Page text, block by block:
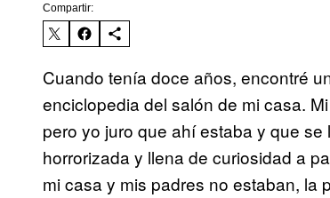
Compartir:
Cuando tenía doce años, encontré
enciclopedia del salón de mi casa.
pero yo juro que ahí estaba y que
horrorizada y llena de curiosidad a
mi casa y mis padres no estaban, la